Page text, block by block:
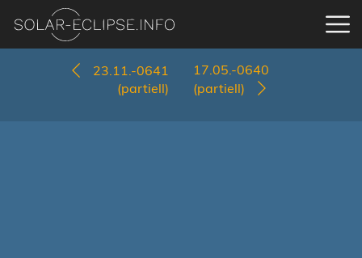
23.11.-0641
(partiell)
17.05.-0640
(partiell)